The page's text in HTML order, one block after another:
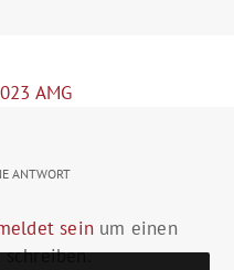
AMG
ANTWORT
sein um einen
schreiben.